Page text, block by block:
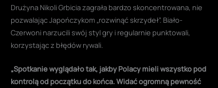
Drużyna Nikoli Grbicia zagrała bardzo skoncentrowana, nie
pozwalając Japończykom „rozwinąć skrzydeł”. Biało-
Czerwoni narzucili swój styl gry i regularnie punktowali,
korzystając z błędów rywali.
„Spotkanie wyglądało tak, jakby Polacy mieli wszystko pod
kontrolą od początku do końca. Widać ogromną pewność